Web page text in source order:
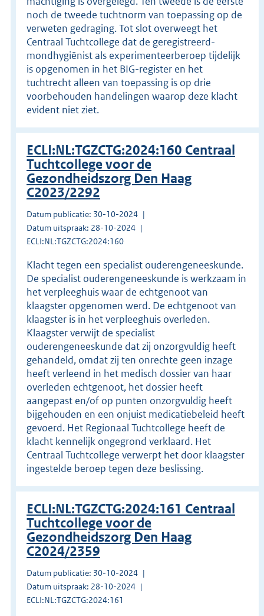
noch de tweede tuchtnorm van toepassing op de
verweten gedraging. Tot slot overweegt het
Centraal Tuchtcollege dat de geregistreerd-
mondhygiënist als experimenteerberoep tijdelijk
is opgenomen in het BIG-register en het
tuchtrecht alleen van toepassing is op drie
voorbehouden handelingen waarop deze klacht
evident niet ziet.
ECLI:NL:TGZCTG:2024:160 Centraal
Tuchtcollege voor de
Gezondheidszorg Den Haag
C2023/2292
Datum publicatie: 30-10-2024
Datum uitspraak: 28-10-2024
ECLI:NL:TGZCTG:2024:160
Klacht tegen een specialist ouderengeneeskunde.
De specialist ouderengeneeskunde is werkzaam in
het verpleeghuis waar de echtgenoot van
klaagster opgenomen werd. De echtgenoot van
klaagster is in het verpleeghuis overleden.
Klaagster verwijt de specialist
ouderengeneeskunde dat zij onzorgvuldig heeft
gehandeld, omdat zij ten onrechte geen inzage
heeft verleend in het medisch dossier van haar
overleden echtgenoot, het dossier heeft
aangepast en/of op punten onzorgvuldig heeft
bijgehouden en een onjuist medicatiebeleid heeft
gevoerd. Het Regionaal Tuchtcollege heeft de
klacht kennelijk ongegrond verklaard. Het
Centraal Tuchtcollege verwerpt het door klaagster
ingestelde beroep tegen deze beslissing.
ECLI:NL:TGZCTG:2024:161 Centraal
Tuchtcollege voor de
Gezondheidszorg Den Haag
C2024/2359
Datum publicatie: 30-10-2024
Datum uitspraak: 28-10-2024
ECLI:NL:TGZCTG:2024:161